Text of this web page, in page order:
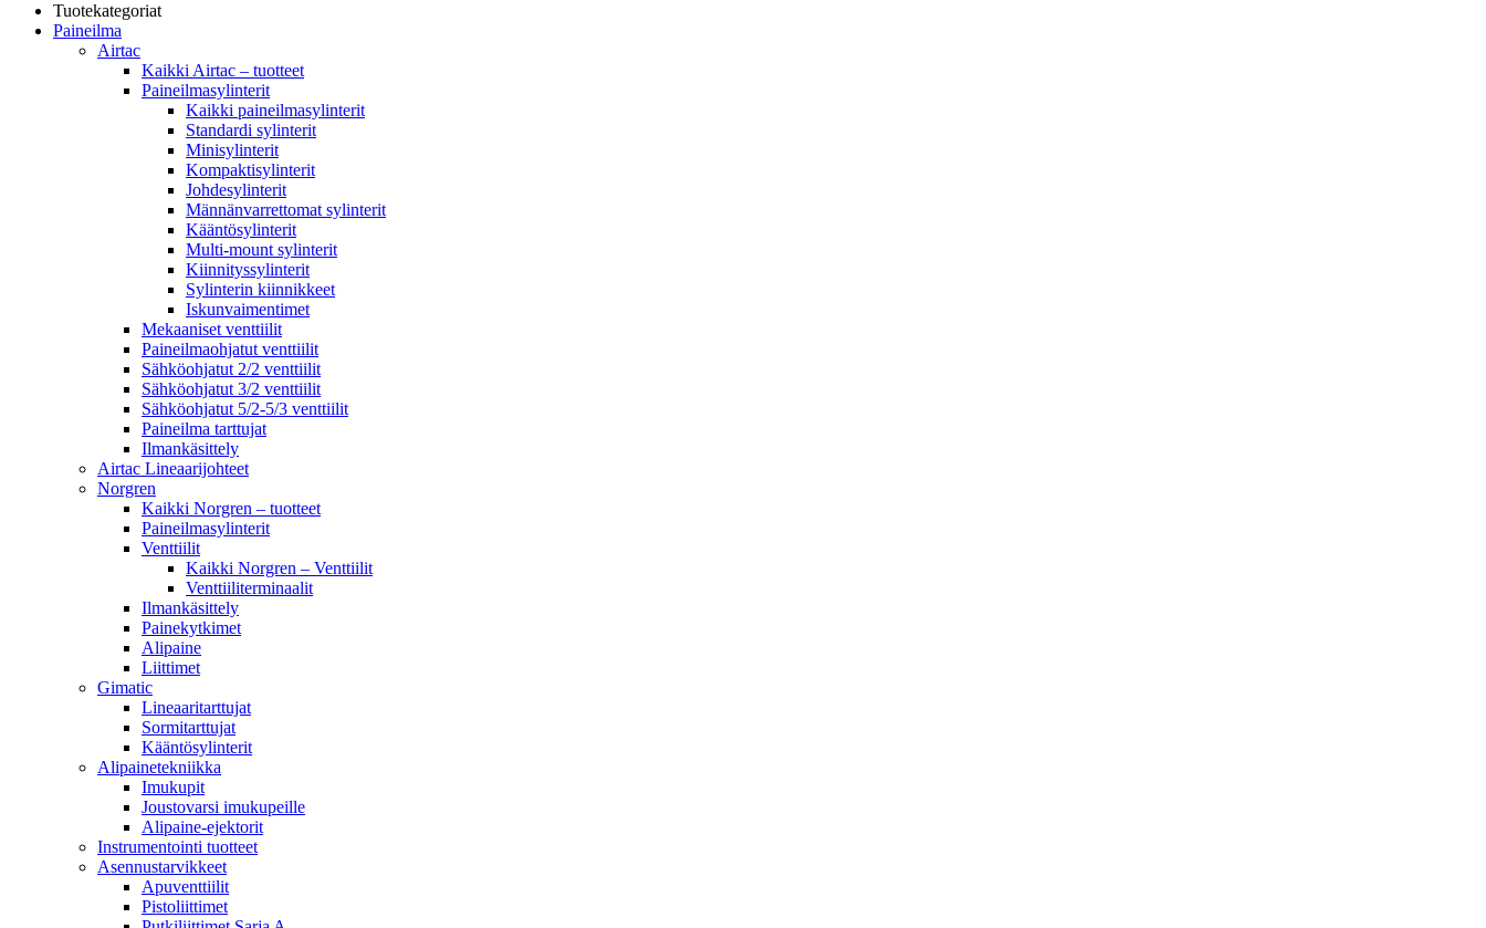
Tuotekategoriat
Paineilma
Airtac
Kaikki Airtac – tuotteet
Paineilmasylinterit
Kaikki paineilmasylinterit
Standardi sylinterit
Minisylinterit
Kompaktisylinterit
Johdesylinterit
Männänvarrettomat sylinterit
Kääntösylinterit
Multi-mount sylinterit
Kiinnityssylinterit
Sylinterin kiinnikkeet
Iskunvaimentimet
Mekaaniset venttiilit
Paineilmaohjatut venttiilit
Sähköohjatut 2/2 venttiilit
Sähköohjatut 3/2 venttiilit
Sähköohjatut 5/2-5/3 venttiilit
Paineilma tarttujat
Ilmankäsittely
Airtac Lineaarijohteet
Norgren
Kaikki Norgren – tuotteet
Paineilmasylinterit
Venttiilit
Kaikki Norgren – Venttiilit
Venttiiliterminaalit
Ilmankäsittely
Painekytkimet
Alipaine
Liittimet
Gimatic
Lineaaritarttujat
Sormitarttujat
Kääntösylinterit
Alipainetekniikka
Imukupit
Joustovarsi imukupeille
Alipaine-ejektorit
Instrumentointi tuotteet
Asennustarvikkeet
Apuventtiilit
Pistoliittimet